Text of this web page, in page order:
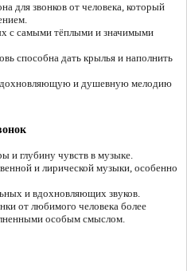
для звонков от человека, который
с самыми тёплыми и значимыми
способна дать крылья и наполнить
и душевную мелодию
и глубину чувств в музыке.
и лирической музыки, особенно
и вдохновляющих звуков.
от любимого человека более
особым смыслом.